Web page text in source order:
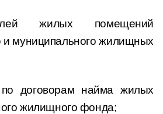
жилых помещений
и муниципального жилищных
договорам найма жилых
жилищного фонда;